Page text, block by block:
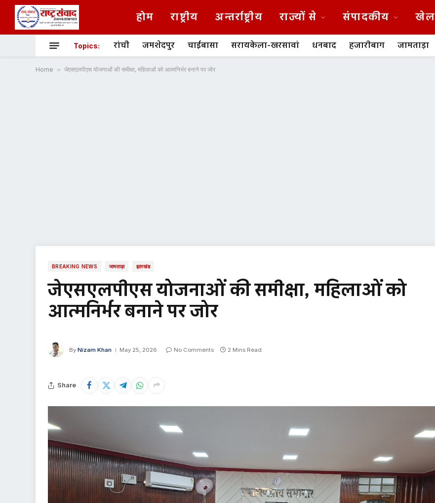
होम राष्ट्रीय अन्तर्राष्ट्रीय राज्यों से संपादकीय खेल
Topics: रांची जमशेदपुर चाईबासा सरायकेला-खरसावां धनबाद हजारीबाग जामताड़ा
Home » जेएसएलपीएस योजनाओं की समीक्षा, महिलाओं को आत्मनिर्भर बनाने पर जोर
BREAKING NEWS जामताड़ा झारखंड
जेएसएलपीएस योजनाओं की समीक्षा, महिलाओं को
आत्मनिर्भर बनाने पर जोर
By Nizam Khan May 25, 2026 No Comments 2 Mins Read
Share